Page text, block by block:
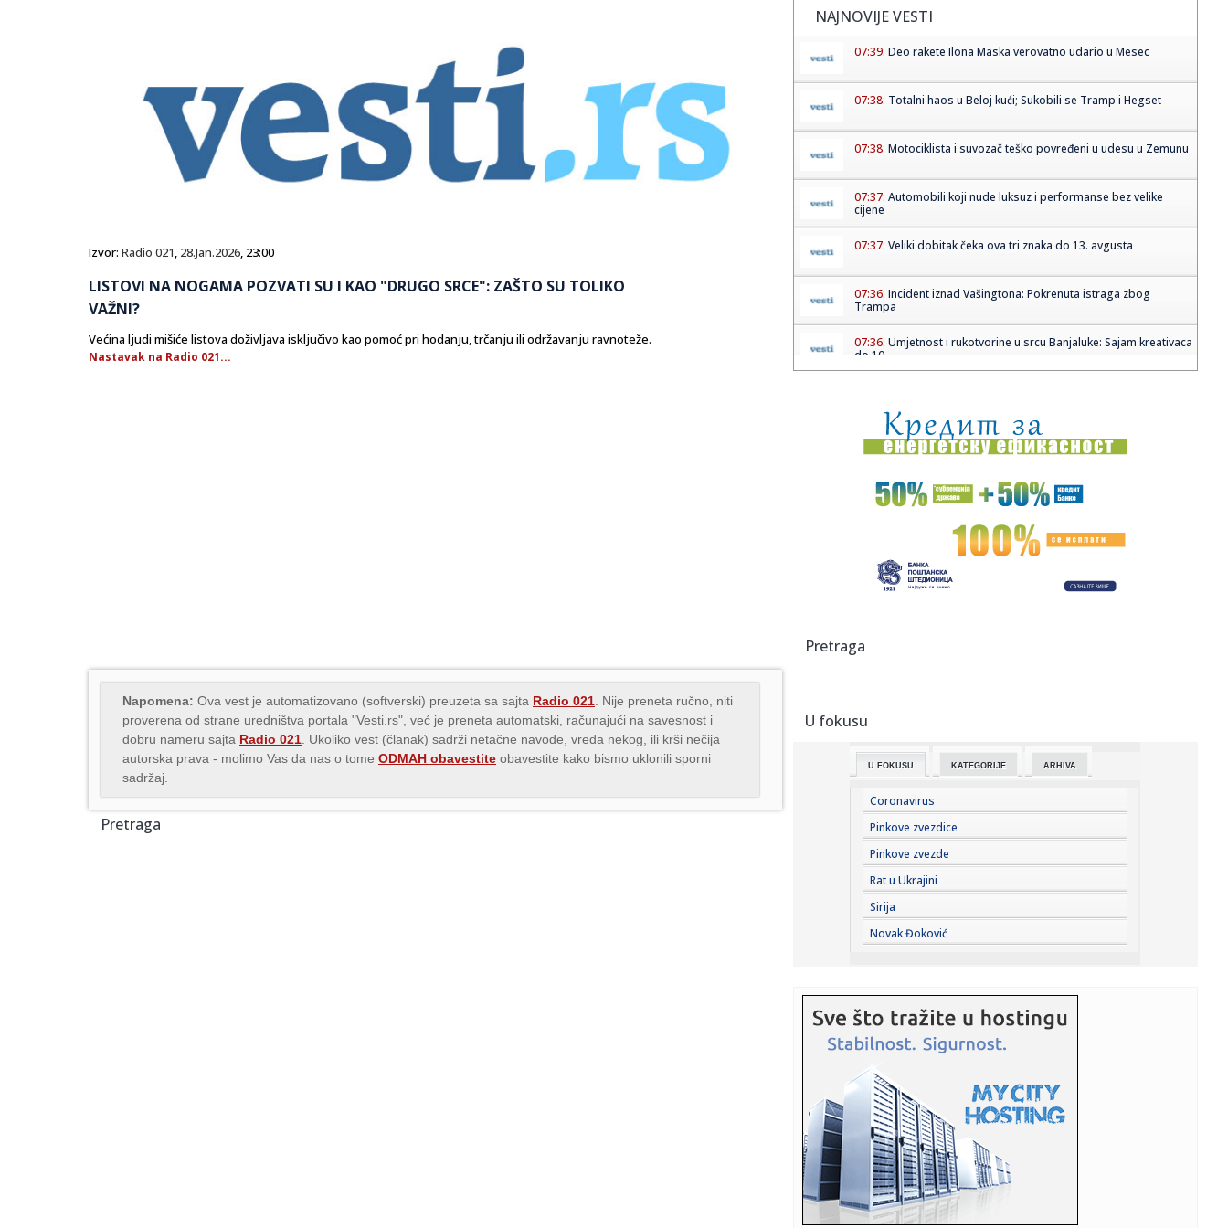
Izvor: Radio 021, 28.Jan.2026, 23:00
LISTOVI NA NOGAMA POZVATI SU I KAO "DRUGO SRCE": ZAŠTO SU TOLIKO
VAŽNI?
Većina ljudi mišiće listova doživljava isključivo kao pomoć pri hodanju, trčanju ili održavanju ravnoteže.
Nastavak na Radio 021...
Napomena: Ova vest je automatizovano (softverski) preuzeta sa sajta Radio 021 . Nije preneta ručno, niti
proverena od strane uredništva portala "Vesti.rs", već je preneta automatski, računajući na savesnost i
dobru nameru sajta Radio 021 . Ukoliko vest (članak) sadrži netačne navode, vređa nekog, ili krši nečija
autorska prava - molimo Vas da nas o tome ODMAH obavestite obavestite kako bismo uklonili sporni
sadržaj.
Pretraga
NAJNOVIJE VESTI
07:39: Deo rakete Ilona Maska verovatno udario u Mesec
07:38: Totalni haos u Beloj kući; Sukobili se Tramp i Hegset
07:38: Motociklista i suvozač teško povređeni u udesu u Zemunu
07:37: Automobili koji nude luksuz i performanse bez velike
cijene
07:37: Veliki dobitak čeka ova tri znaka do 13. avgusta
07:36: Incident iznad Vašingtona: Pokrenuta istraga zbog
Trampa
07:36: Umjetnost i rukotvorine u srcu Banjaluke: Sajam kreativaca
do 10....
07:36:Boravak Elfete Veseli na slobodi sumrak pravosuđa u BiH
07:32:Tom Holand obara rekorde: "Spajdermen" mu doneo
honorar od kojeg ...
Планирана искључења струје за ...
07:31:Sedma godina kampa "Srbija te zove": Vučić danas
pa uhap...
07:26:
07:25:
Vučić danas na dočeku pripadnika MUP-a koji su
07:24:Recept koji od bataka pravi gurmansko jelo
07:23:Everton doveo Kristijana Nergora: Iskusni Danac stigao iz
Arsenal...
07:23:Šelton, Fonseka, Muzeti i Rud u trećem kolu u Montrealu
07:21: Suša prži usjeve u BiH, neizbježno poskupljenje hrane
07:21:
poskupljenj...
07:20:Najbogatije selo u Evropi nalazi se nadomak Srbije: Nižu
se pala...
07:18:Vanredna situacija u delu opštine Kovin zbog požara u
Deliblats...
07:18:Težak udes u Beogradu; Motociklista i suvozač teško
Pretraga
U fokusu
U FOKUSU KATEGORIJE ARHIVA
Coronavirus
Pinkove zvezdice
Pinkove zvezde
Rat u Ukrajini
Sirija
Novak Đoković